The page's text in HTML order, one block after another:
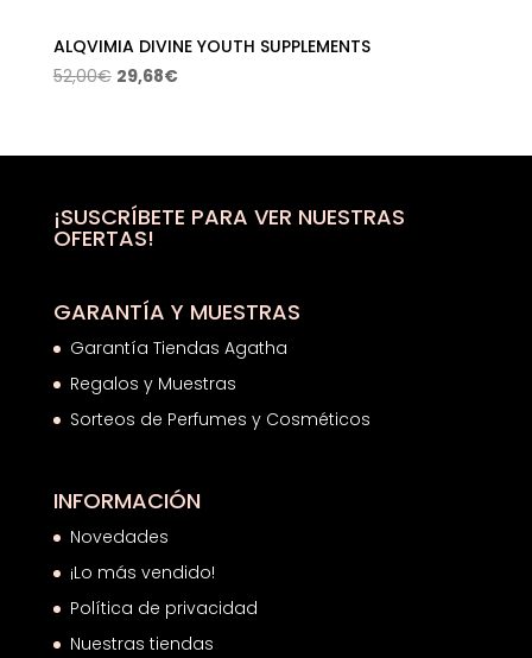
ALQVIMIA DIVINE YOUTH SUPPLEMENTS
52,00€ El
era:
29,68€El
es:
¡SUSCRÍBETE PARA VER NUESTRAS
OFERTAS!
GARANTÍA Y MUESTRAS
Garantía Tiendas Agatha
Regalos y Muestras
Sorteos de Perfumes y Cosméticos
INFORMACIÓN
Novedades
¡Lo más vendido!
Política de privacidad
Nuestras tiendas